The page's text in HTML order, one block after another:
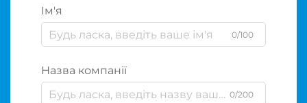
Ім'я
0/100
Назва компанії
0/200